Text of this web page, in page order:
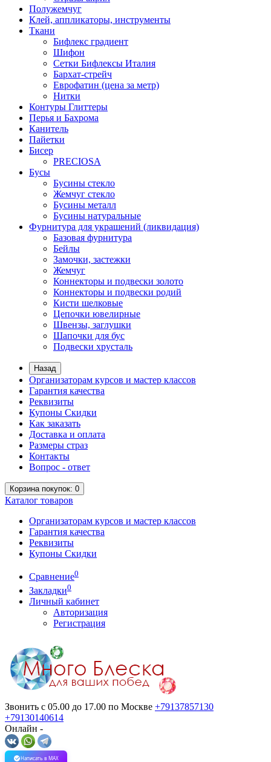
Полужемчуг
Клей, аппликаторы, инструменты
Ткани
Бифлекс градиент
Шифон
Сетки Бифлексы Италия
Бархат-стрейч
Еврофатин (цена за метр)
Нитки
Контуры Глиттеры
Перья и Бахрома
Канитель
Пайетки
Бисер
PRECIOSA
Бусы
Бусины стекло
Жемчуг стекло
Бусины металл
Бусины натуральные
Фурнитура для украшений (ликвидация)
Базовая фурнитура
Бейлы
Замочки, застежки
Жемчуг
Коннекторы и подвески золото
Коннекторы и подвески родий
Кисти шелковые
Цепочки ювелирные
Швензы, заглушки
Шапочки для бус
Подвески хрусталь
Назад
Организаторам курсов и мастер классов
Гарантия качества
Реквизиты
Купоны Скидки
Как заказать
Доставка и оплата
Размеры страз
Контакты
Вопрос - ответ
Корзинапокупок: 0
Каталог товаров
Организаторам курсов и мастер классов
Гарантия качества
Реквизиты
Купоны Скидки
Сравнение0
Закладки0
Личный кабинет
Авторизация
Регистрация
Звонить с 05.00 до 17.00 по Москве +79137857130
+79130140614
Онлайн -
Написать в MAX